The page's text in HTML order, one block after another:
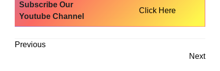
Subscribe Our
Youtube Channel
Click Here
Previous
Next